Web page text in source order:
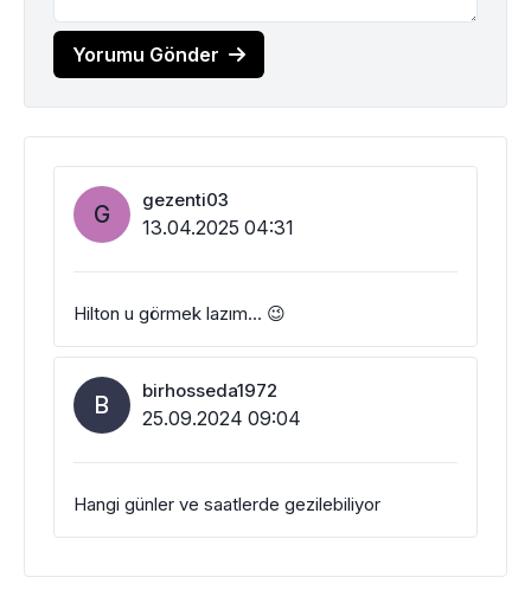
Yorumu Gönder
G gezenti03
13.04.2025 04:31
Hilton u görmek lazım… 😉
B birhosseda1972
25.09.2024 09:04
Hangi günler ve saatlerde gezilebiliyor